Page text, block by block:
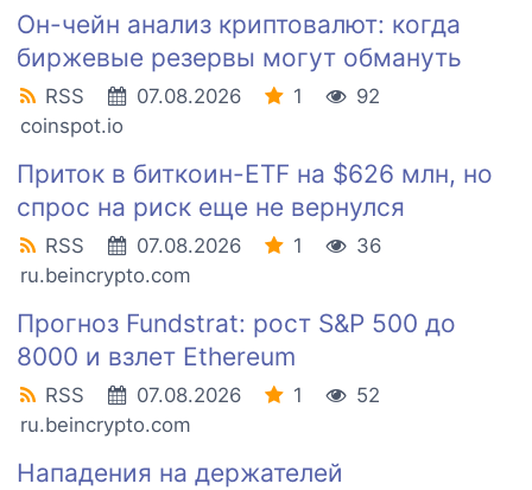
Он-чейн анализ криптовалют: когда
биржевые резервы могут обмануть
RSS 07.08.2026 1
92
coinspot.io
Приток в биткоин-ETF на $626 млн, но
спрос на риск еще не вернулся
RSS 07.08.2026 1
36
ru.beincrypto.com
Прогноз Fundstrat: рост S&P 500 до
8000 и взлет Ethereum
RSS 07.08.2026 1
52
ru.beincrypto.com
Нападения на держателей